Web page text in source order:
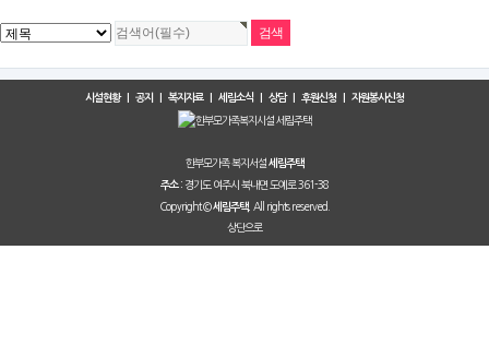
시설현황| 공지 복지자료| 세림소식 |상담|후원신청 |자원봉사신청
한부모가족 복지서설 세림주택
주소 : 경기도 여주시 북내면 도예로 361-38
Copyright ©세림주택. All rights reserved.
상단으로